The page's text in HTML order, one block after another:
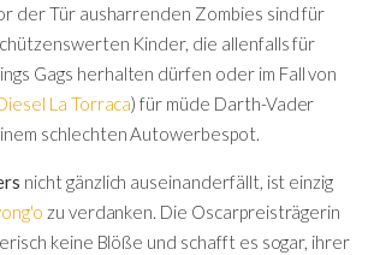
der Tür ausharrenden Zombies sind für
Kinder, die allenfalls für
Gags herhalten dürfen oder im Fall von
La Torraca) für müde Darth-Vader
schlechten Autowerbespot.
nicht gänzlich auseinanderfällt, ist einzig
zu verdanken. Die Oscarpreisträgerin
keine Blöße und schafft es sogar, ihrer